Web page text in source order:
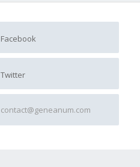
Facebook
Twitter
contact@geneanum.com